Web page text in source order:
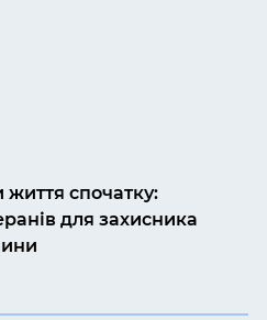
життя спочатку:
для захисника